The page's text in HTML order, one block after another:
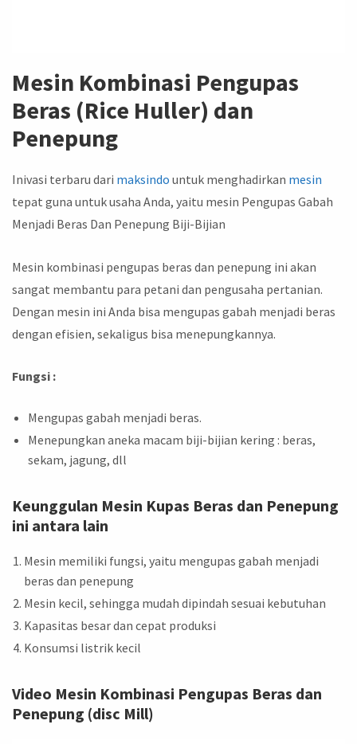
Mesin Kombinasi Pengupas
Beras (Rice Huller) dan
Penepung
Inivasi terbaru dari maksindo untuk menghadirkan mesin
tepat guna untuk usaha Anda, yaitu mesin Pengupas Gabah
Menjadi Beras Dan Penepung Biji-Bijian
Mesin kombinasi pengupas beras dan penepung ini akan
sangat membantu para petani dan pengusaha pertanian.
Dengan mesin ini Anda bisa mengupas gabah menjadi beras
dengan efisien, sekaligus bisa menepungkannya.
Fungsi :
Mengupas gabah menjadi beras.
Menepungkan aneka macam biji-bijian kering : beras,
sekam, jagung, dll
Keunggulan Mesin Kupas Beras dan Penepung
ini antara lain
Mesin memiliki fungsi, yaitu mengupas gabah menjadi
beras dan penepung
Mesin kecil, sehingga mudah dipindah sesuai kebutuhan
Kapasitas besar dan cepat produksi
Konsumsi listrik kecil
Video Mesin Kombinasi Pengupas Beras dan
Penepung (disc Mill)